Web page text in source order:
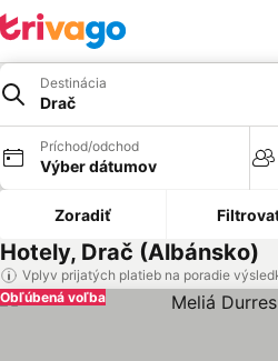
Destinácia
Drač
Príchod/odchod
Výber dátumov
Zoradiť
Hotely, Drač (Albánsko)
Vplyv prijatých platieb na poradie
Obľúbená voľba